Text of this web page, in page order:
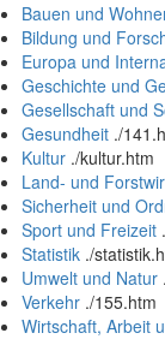
Bauen und
Bildung und
Europa und
Geschichte und
Gesellschaft und
Gesundheit ./
Kultur ./kultur.htm
Land- und
Sicherheit und
Sport und Freizeit .
Statistik ./
Umwelt und Natur .
Verkehr ./155.htm
Wirtschaft, Arbeit